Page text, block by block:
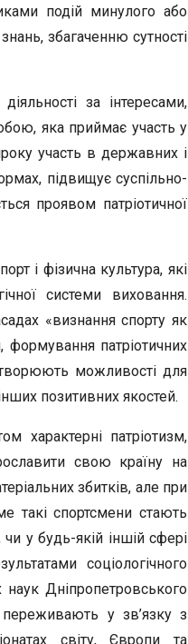
подій минулого або
збагаченню сутності
за інтересами,
яка приймає участь у
участь в державних і
підвищує суспільно-
проявом патріотичної
і фізична культура, які
системи виховання.
«визнання спорту як
формування патріотичних
можливості для
позитивних якостей.
характерні патріотизм,
свою країну на
збитків, але при
такі спортсмени стають
у будь-якій іншій сфері
соціологічного
Дніпропетровського
переживають у зв’язку з
світу, Європи та